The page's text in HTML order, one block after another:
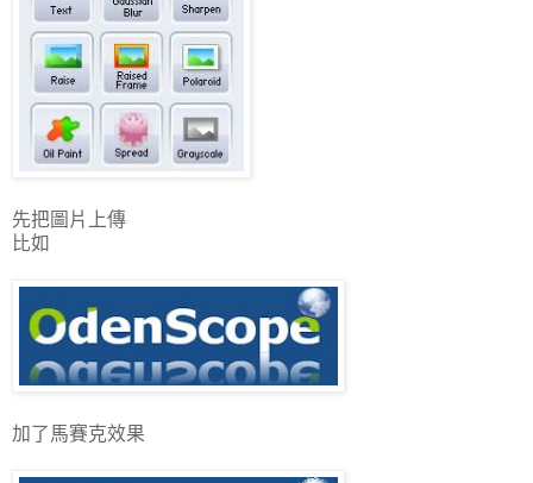
先把圖片上傳
比如
加了馬賽克效果